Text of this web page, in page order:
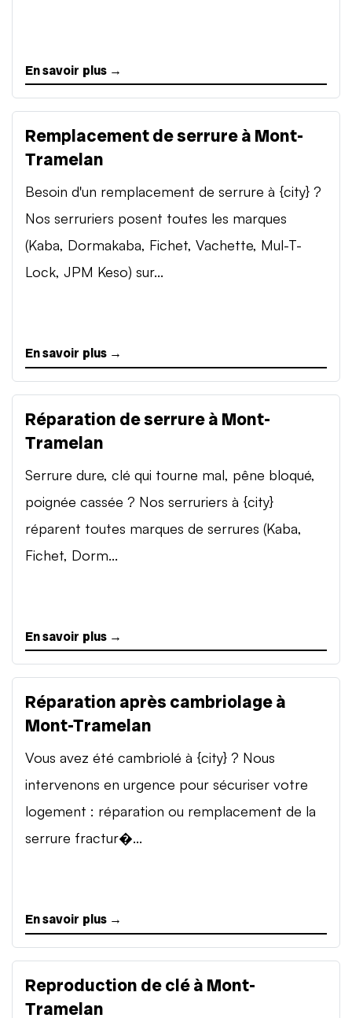
En savoir plus →
Remplacement de serrure à Mont-
Tramelan
Besoin d'un remplacement de serrure à {city} ?
Nos serruriers posent toutes les marques
(Kaba, Dormakaba, Fichet, Vachette, Mul-T-
Lock, JPM Keso) sur...
En savoir plus →
Réparation de serrure à Mont-
Tramelan
Serrure dure, clé qui tourne mal, pêne bloqué,
poignée cassée ? Nos serruriers à {city}
réparent toutes marques de serrures (Kaba,
Fichet, Dorm...
En savoir plus →
Réparation après cambriolage à
Mont-Tramelan
Vous avez été cambriolé à {city} ? Nous
intervenons en urgence pour sécuriser votre
logement : réparation ou remplacement de la
serrure fractur�...
En savoir plus →
Reproduction de clé à Mont-
Tramelan